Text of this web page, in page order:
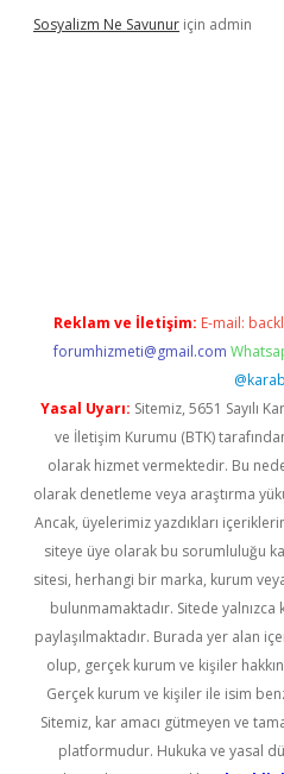
Sosyalizm Ne Savunur için admin
Reklam ve İletişim: E-mail:
forumhizmeti@gmail.com
Yasal Uyarı: Sitemiz, 5651 Sayılı
ve İletişim Kurumu (BTK)
olarak hizmet vermektedir. Bu
olarak denetleme veya araştırma
Ancak, üyelerimiz yazdıkları
siteye üye olarak bu sorumluluğu
sitesi, herhangi bir marka, kurum
bulunmamaktadır. Sitede yalnızca
paylaşılmaktadır. Burada yer alan
olup, gerçek kurum ve kişiler
Gerçek kurum ve kişiler ile isim
Sitemiz, kar amacı gütmeyen ve
platformudur. Hukuka ve yasal